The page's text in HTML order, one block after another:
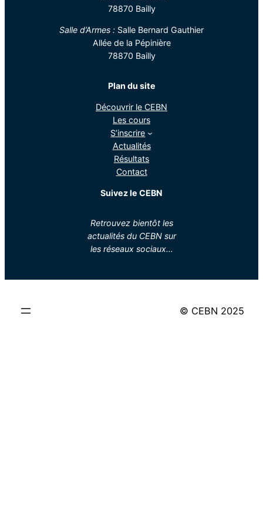
78870 Bailly
Salle d’Armes : Salle Bernard Gauthier
Allée de la Pépinière
78870 Bailly
Plan du site
Découvrir le CEBN
Les cours
S’inscrire
Actualités
Résultats
Contact
Suivez le CEBN
Retrouvez bientôt les
actualités du CEBN sur
les réseaux sociaux…
© CEBN 2025